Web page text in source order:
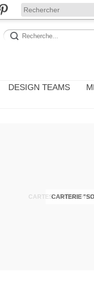
DESIGN TEAMS
CARTERIE
CARTES : THÈME